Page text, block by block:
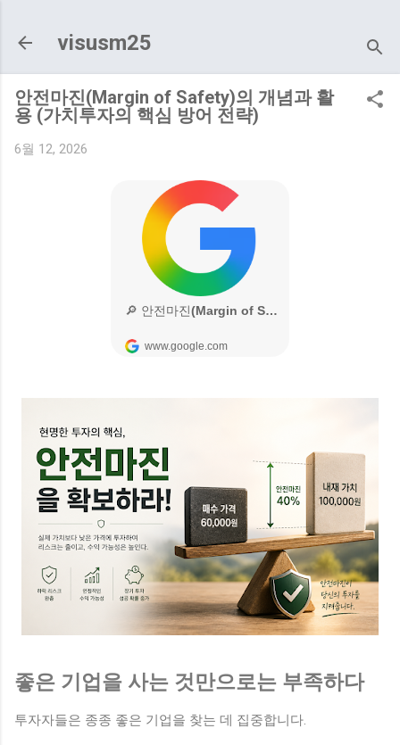
visusm25
안전마진(Margin of Safety)의 개념과 활
용 (가치투자의 핵심 방어 전략)
6월 12, 2026
좋은 기업을 사는 것만으로는 부족하다
투자자들은 종종 좋은 기업을 찾는 데 집중합니다.